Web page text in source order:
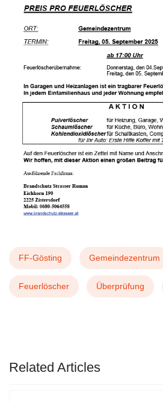
FF-Gösting Gemeindezentrum
Feuerlöscher Überprüfung
Related Articles